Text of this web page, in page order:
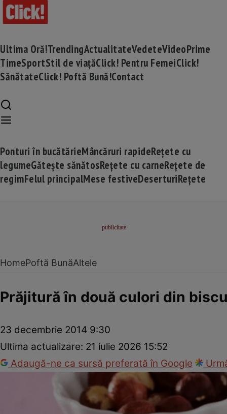
Ultima Oră!TrendingActualitateVedeteVideoPrime
TimeSportStil de viațăClick! Pentru FemeiClick!
SănătateClick! Poftă Bună!Contact
Ponturi în bucătărieMâncăruri rapideRețete cu
legumeGătește sănătosRețete cu carneRețete de
regimFelul principalMese festiveDeserturiRețete
HomePoftă BunăAltele
Prăjitură în două culori din
23 decembrie 2014 9:30
Ultima actualizare: 21 iulie 2026 15:52
Adaugă-ne ca sursă preferată în Google